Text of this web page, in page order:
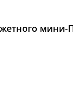
мини-